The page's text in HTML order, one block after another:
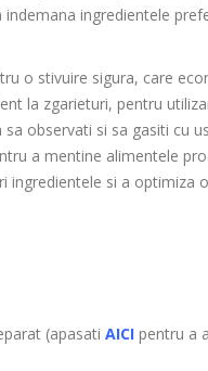
ingredientele
o stivuire sigura, care
la zgarieturi, pentru
observati si sa gasiti cu
a mentine alimentele
ingredientele si a optimiza
(apasatiAICI pentru a